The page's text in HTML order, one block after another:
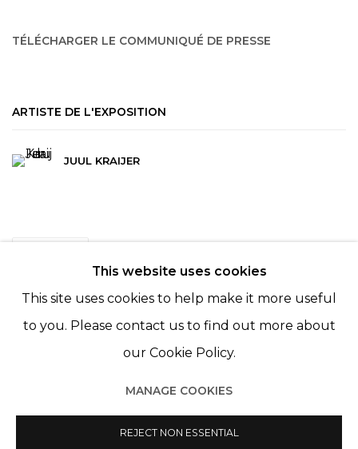
TÉLÉCHARGER LE COMMUNIQUÉ DE PRESSE
ARTISTE DE L'EXPOSITION
JUUL KRAIJER
© 2022 LES FILLES DU CALVAIRE SITE BY ARTLOGIC
This website uses cookies
This site uses cookies to help make it more useful
to you. Please contact us to find out more about
our Cookie Policy.
MANAGE COOKIES
REJECT NON ESSENTIAL